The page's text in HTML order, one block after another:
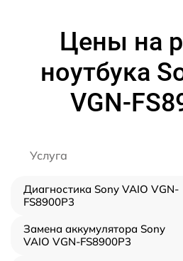
Цены на
ноутбука
VGN-
Услуга
Диагностика Sony VAIO VGN-
FS8900P3
Замена аккумулятора Sony
VAIO VGN-FS8900P3